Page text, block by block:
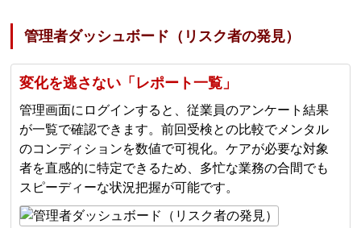
管理者ダッシュボード（リスク者の発見）
変化を逃さない「レポート一覧」
管理画面にログインすると、従業員のアンケート結果
が一覧で確認できます。前回受検との比較でメンタル
のコンディションを数値で可視化。ケアが必要な対象
者を直感的に特定できるため、多忙な業務の合間でも
スピーディーな状況把握が可能です。